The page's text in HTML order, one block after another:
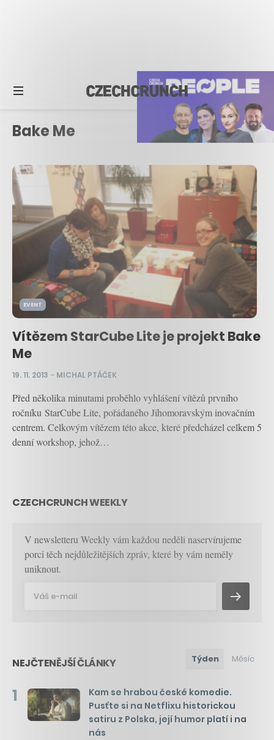
Bake Me
EVENT
Vítězem StarCube Lite je projekt Bake
Me
19. 11. 2013 – MICHAL PTÁČEK
Před několika minutami proběhlo vyhlášení vítězů prvního
ročníku StarCube Lite, pořádaného Jihomoravským inovačním
centrem. Celkovým vítězem této akce, které předcházel celkem 5
denní workshop, jehož…
CZECHCRUNCH WEEKLY
V newsletteru Weekly vám každou neděli naservírujeme
porci těch nejdůležitějších zpráv, které by vám neměly
uniknout.
NEJČTENĚJŠÍ ČLÁNKY Týden Měsíc
1
Kam se hrabou české komedie.
Pusťte si na Netflixu historickou
satiru z Polska, její humor platí i na
nás